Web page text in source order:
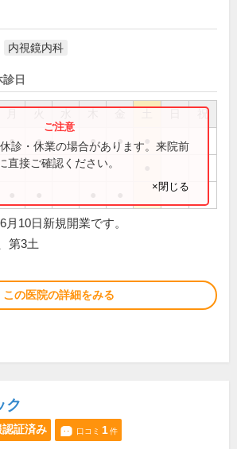
内視鏡内科
日
祝
● ● ● ●
診・休業の場合があります。来院前
直接ご確認ください。
×閉じる
月10日新規開業です。
第3土
この医院の詳細をみる
ク
認証済み 口コミ 1件